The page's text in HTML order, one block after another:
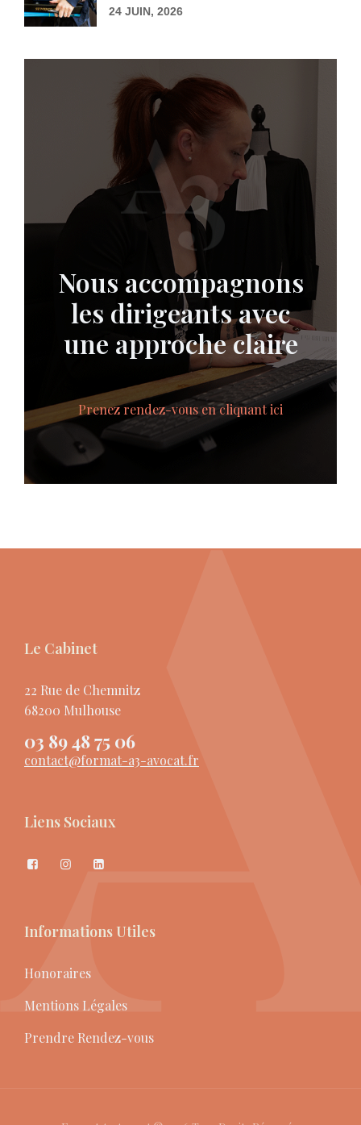
leur entreprise
24 JUIN, 2026
Nous accompagnons
les dirigeants avec
une approche claire
Prenez rendez-vous en cliquant ici
Le Cabinet
22 Rue de Chemnitz
68200 Mulhouse
03 89 48 75 06
contact@format-a3-avocat.fr
Liens Sociaux
Informations Utiles
Honoraires
Mentions Légales
Prendre Rendez-vous